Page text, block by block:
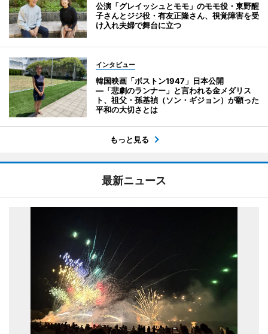
公演「グレイッシュとモモ」のモモ役・東野醒
子さんとジジ役・有友正隆さん、視覚障害を受
け入れ夫婦で舞台に立つ
インタビュー
韓国映画「ボストン1947」日本公開
―「悲劇のランナー」と言われる金メダリス
ト、祖父・孫基禎（ソン・ギジョン）が願った
平和の大切さとは
もっと見る
最新ニュース